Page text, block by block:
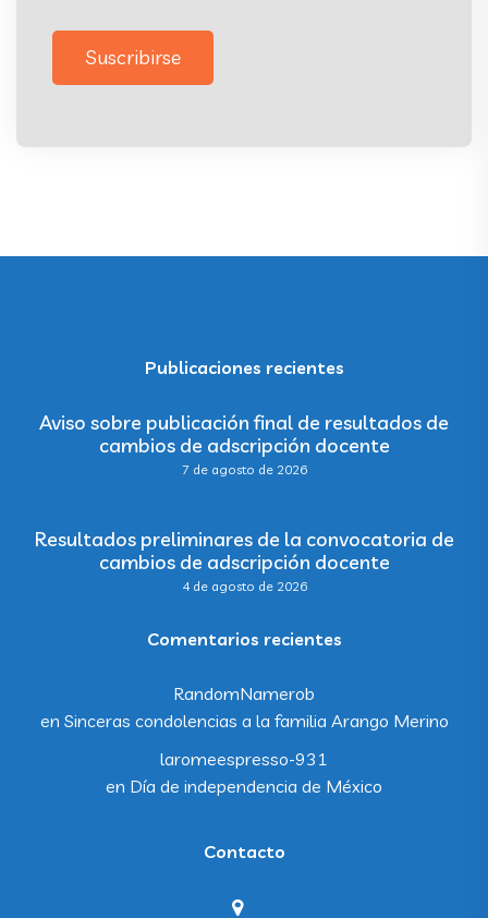
Suscribirse
Publicaciones recientes
Aviso sobre publicación final de resultados de
cambios de adscripción docente
7 de agosto de 2026
Resultados preliminares de la convocatoria de
cambios de adscripción docente
4 de agosto de 2026
Comentarios recientes
RandomNamerob
en Sinceras condolencias a la familia Arango Merino
laromeespresso-931
en Día de independencia de México
Contacto